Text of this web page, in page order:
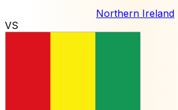
Northern Ireland
VS